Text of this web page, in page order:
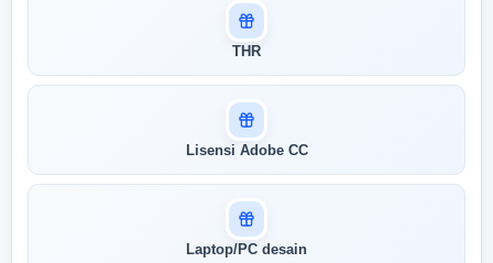
menunjukkan seberapa cocok keahlian
Anda dengan peran ini
THR
Lisensi Adobe CC
Laptop/PC desain